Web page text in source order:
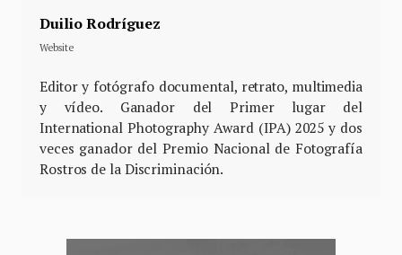
Duilio Rodríguez
Website
Editor y fotógrafo documental, retrato, multimedia
y vídeo. Ganador del Primer lugar del
International Photography Award (IPA) 2025 y dos
veces ganador del Premio Nacional de Fotografía
Rostros de la Discriminación.